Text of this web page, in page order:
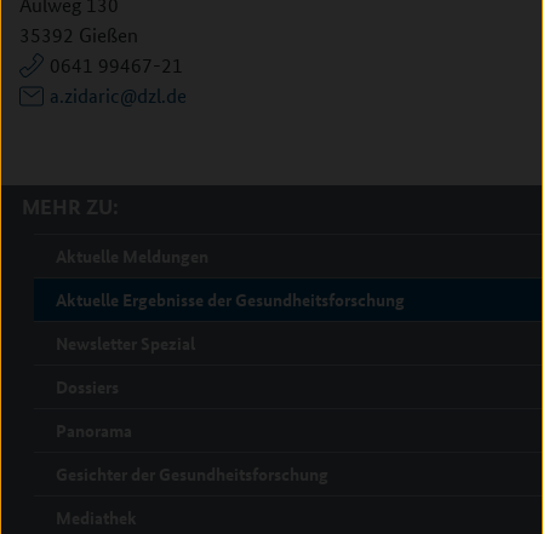
35392 Gießen
0641 99467-21
a.zidaric@dzl.de
Aktuelle Ergebnisse der Gesundheitsforschung